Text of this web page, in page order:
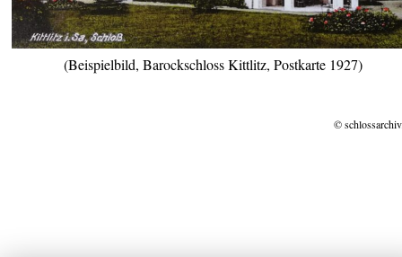
(Beispielbild, Barockschloss Kittlitz, Postkarte 1927)
©